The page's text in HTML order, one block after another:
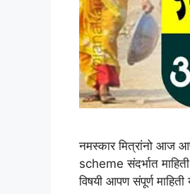
नमस्कार मित्रांनो आज
scheme संदर्भात
विषयी आपण संपूर्ण